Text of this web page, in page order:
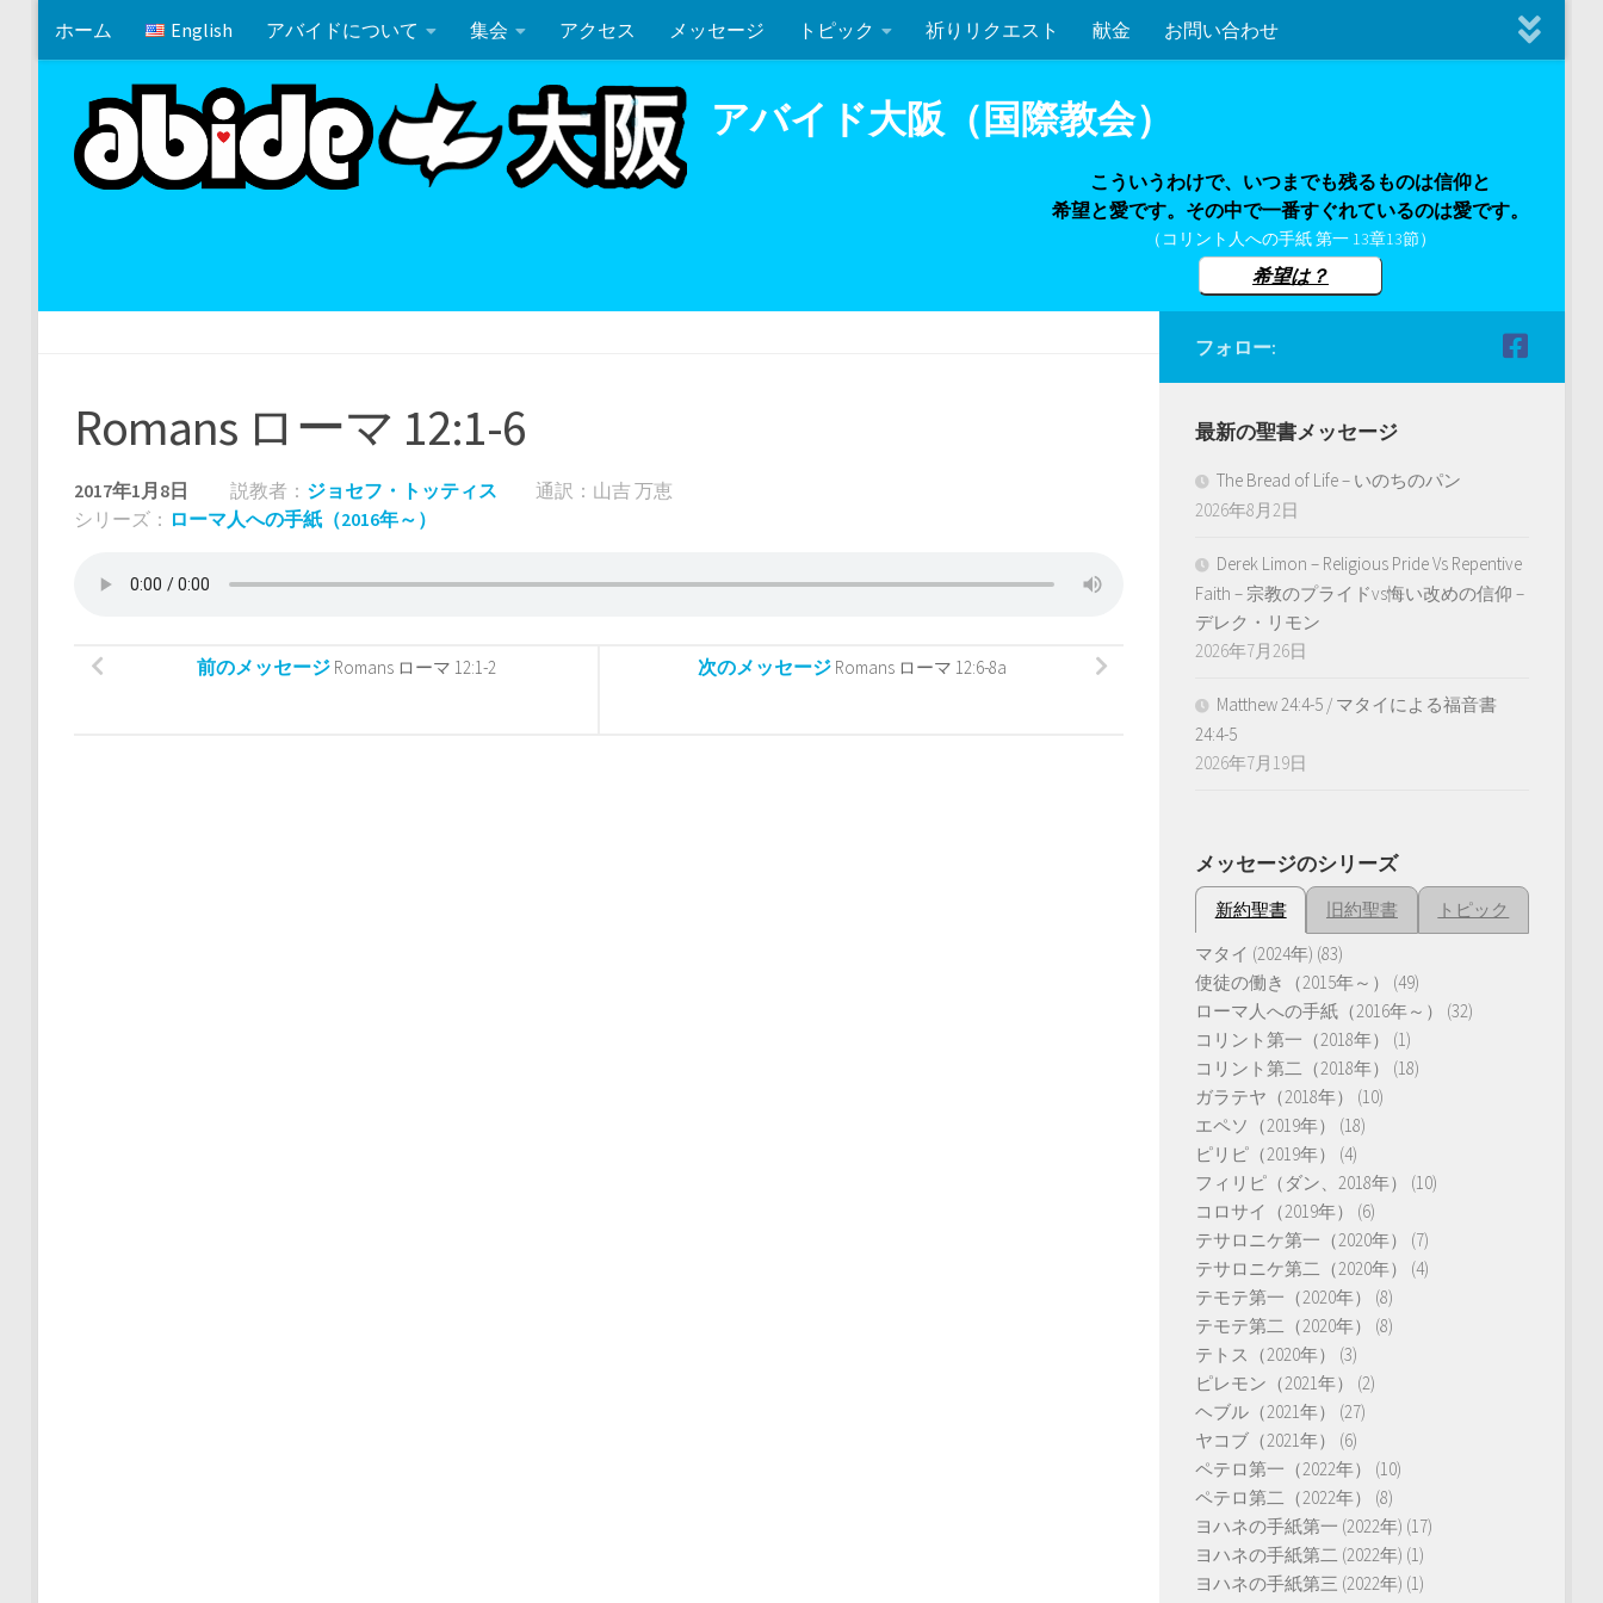
コンテンツの下
ホーム English アバイドについて 集会 アクセス メッセージ トピック 祈りリクエスト 献金 お問い合わせ
ホワイトエレファント・パーティー マタイ 19:10-12 マタイ 24:6-14
アバイド大阪（国際教会）
こういうわけで、いつまでも残るものは信仰と
希望と愛です。その中で一番すぐれているのは愛です。
（コリント人への手紙 第一 13章13節）
希望は？
Romans ローマ 12:1-6
2017年1月8日 説教者： ジョセフ・トッティス
通訳：山吉 万恵
シリーズ： ローマ人への手紙（2016年～）
次のメッセージ Romans ローマ 12:6-8a
前のメッセージ Romans ローマ 12:1-2
フォロー:
最新の聖書メッセージ
The Bread of Life – いのちのパン
2026年8月2日
Derek Limon – Religious Pride Vs Repentive
Faith – 宗教のプライドvs悔い改めの信仰 –
デレク・リモン
2026年7月26日
Matthew 24:4-5 / マタイによる福音書
24:4-5
2026年7月19日
メッセージのシリーズ
新約聖書 旧約聖書
トピック
マタイ (2024年) (83)
使徒の働き（2015年～）
(49)
ローマ人への手紙（2016年～）
(32)
コリント第一（2018年）
(1)
コリント第二（2018年）
(18)
ガラテヤ（2018年）
(10)
エペソ（2019年）
(18)
ピリピ（2019年）
(4)
フィリピ（ダン、2018年）
(10)
コロサイ（2019年）
(6)
テサロニケ第一（2020年）
(7)
テサロニケ第二（2020年）
(4)
テモテ第一（2020年）
(8)
テモテ第二（2020年）
(8)
テトス（2020年）
(3)
ピレモン（2021年）
(2)
ヘブル（2021年）
(27)
ヤコブ（2021年）
(6)
ペテロ第一（2022年）
(10)
ペテロ第二（2022年）
(8)
ヨハネの手紙第一 (2022年) (17)
ヨハネの手紙第二 (2022年) (1)
ヨハネの手紙第三 (2022年) (1)